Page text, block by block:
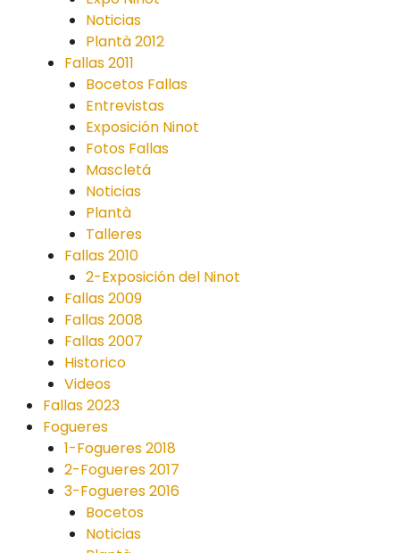
Noticias
Plantà 2012
Fallas 2011
Bocetos Fallas
Entrevistas
Exposición Ninot
Fotos Fallas
Mascletá
Noticias
Plantà
Talleres
Fallas 2010
2-Exposición del Ninot
Fallas 2009
Fallas 2008
Fallas 2007
Historico
Videos
Fallas 2023
Fogueres
1-Fogueres 2018
2-Fogueres 2017
3-Fogueres 2016
Bocetos
Noticias